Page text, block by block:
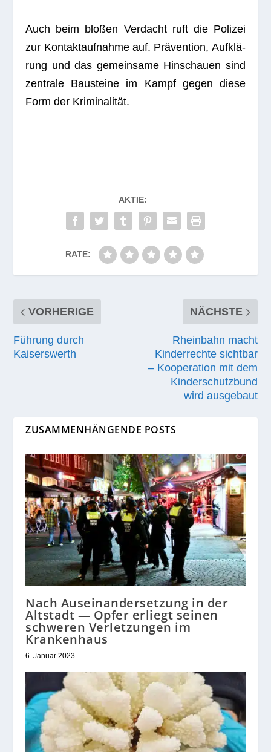
Auch beim blo­ßen Ver­dacht ruft die Poli­zei
zur Kon­takt­auf­nahme auf. Prä­ven­tion, Auf­klä­
rung und das gemein­same Hin­schauen sind
zen­trale Bau­steine im Kampf gegen diese
Form der Kriminalität.
AKTIE:
RATE:
VORHERIGE
Führung durch
Kaiserswerth
NÄCHSTE
Rheinbahn macht
Kinderrechte sichtbar
– Kooperation mit dem
Kinderschutzbund
wird ausgebaut
ZUSAMMENHÄNGENDE POSTS
Nach Auseinandersetzung in der
Altstadt — Opfer erliegt seinen
schweren Verletzungen im
Krankenhaus
6. Januar 2023